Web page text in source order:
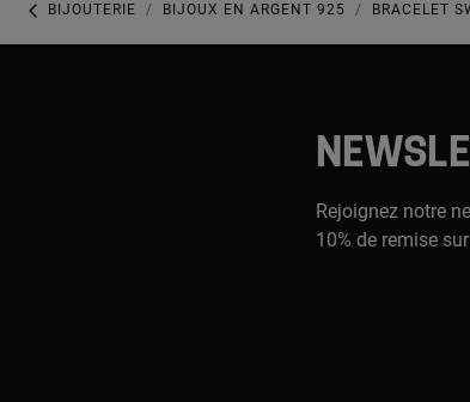
BIJOUTERIE BIJOUX EN ARGENT 925 BRACELET
Rejoignez notre
10% de remise